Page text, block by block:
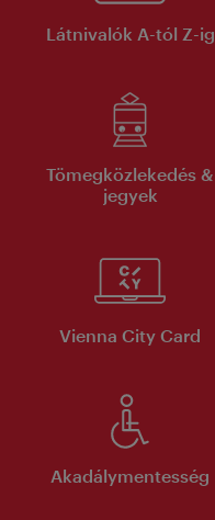
Látnivalók A-tól Z-ig
Tömegközlekedés &
jegyek
Vienna City Card
Akadálymentesség